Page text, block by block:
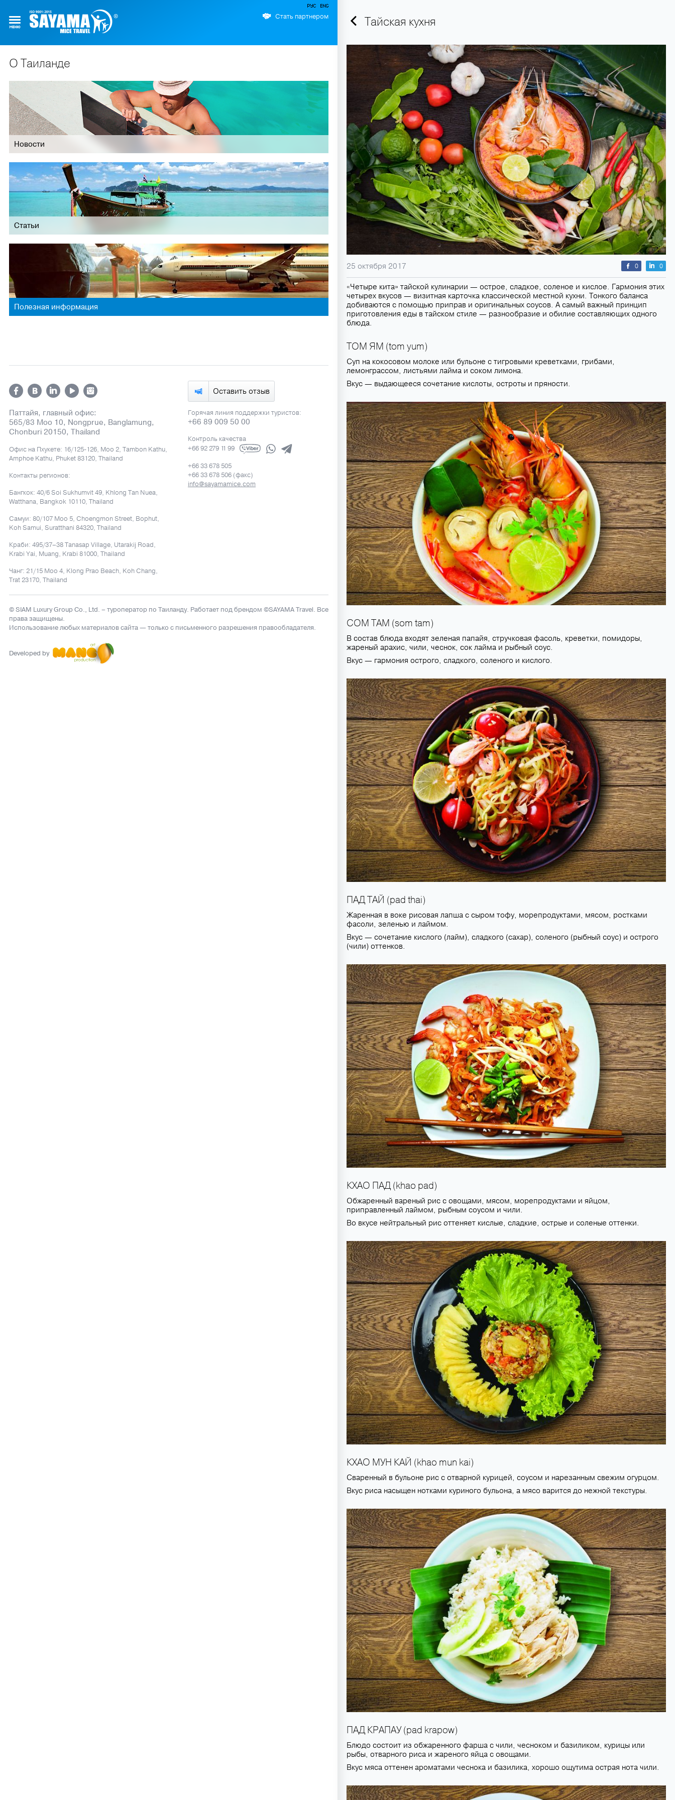
Стать партнером
О Таиланде
Новости
Статьи
Полезная информация
Оставить отзыв
Паттайя, главный офис:
565/83 Moo 10, Nongprue, Banglamung,
Chonburi 20150, Thailand
Офис на Пхукете: 16/125-126, Moo 2, Tambon Kathu,
Amphoe Kathu, Phuket 83120, Thailand
Контакты регионов:
Бангкок: 40/6 Soi Sukhumvit 49, Khlong Tan Nuea,
Watthana, Bangkok 10110, Thailand
Самуи: 80/107 Moo 5, Choengmon Street, Bophut,
Koh Samui, Suratthani 84320, Thailand
Краби: 495/37–38 Tanasap Village, Utarakij Road,
Krabi Yai, Muang, Krabi 81000, Thailand
Чанг: 21/15 Moo 4, Klong Prao Beach, Koh Chang,
Trat 23170, Thailand
Горячая линия поддержки туристов:
+66 89 009 50 00
Контроль качества
+66 92 279 11 99
+66 33 678 505
+66 33 678 506 (факс)
info@sayamamice.com
© SIAM Luxury Group Co., Ltd. – туроператор по Таиланду. Работает под брендом ©SAYAMA Travel. Все
права защищены.
Использование любых материалов сайта — только с письменного разрешения правообладателя.
Developed by
Тайская кухня
25 октября 2017 0 0
«Четыре кита» тайской кулинарии — острое, сладкое, соленое и кислое. Гармония этих
четырех вкусов — визитная карточка классической местной кухни. Тонкого баланса
добиваются с помощью приправ и оригинальных соусов. А самый важный принцип
приготовления еды в тайском стиле — разнообразие и обилие составляющих одного
блюда.
ТОМ ЯМ (tom yum)
Суп на кокосовом молоке или бульоне с тигровыми креветками, грибами,
лемонграссом, листьями лайма и соком лимона.
Вкус — выдающееся сочетание кислоты, остроты и пряности.
СОМ ТАМ (som tam)
В состав блюда входят зеленая папайя, стручковая фасоль, креветки, помидоры,
жареный арахис, чили, чеснок, сок лайма и рыбный соус.
Вкус — гармония острого, сладкого, соленого и кислого.
ПАД ТАЙ (pad thai)
Жаренная в воке рисовая лапша с сыром тофу, морепродуктами, мясом, ростками
фасоли, зеленью и лаймом.
Вкус — сочетание кислого (лайм), сладкого (сахар), соленого (рыбный соус) и острого
(чили) оттенков.
КХАО ПАД (khao pad)
Обжаренный вареный рис с овощами, мясом, морепродуктами и яйцом,
приправленный лаймом, рыбным соусом и чили.
Во вкусе нейтральный рис оттеняет кислые, сладкие, острые и соленые оттенки.
КХАО МУН КАЙ (khao mun kai)
Сваренный в бульоне рис с отварной курицей, соусом и нарезанным свежим огурцом.
Вкус риса насыщен нотками куриного бульона, а мясо варится до нежной текстуры.
ПАД КРАПАУ (pad krapow)
Блюдо состоит из обжаренного фарша с чили, чесноком и базиликом, курицы или
рыбы, отварного риса и жареного яйца с овощами.
Вкус мяса оттенен ароматами чеснока и базилика, хорошо ощутима острая нота чили.